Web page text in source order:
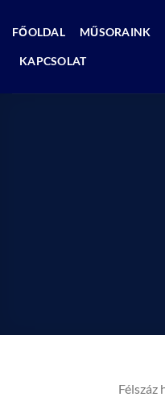
FŐOLDAL MŰSORAINK
KAPCSOLAT